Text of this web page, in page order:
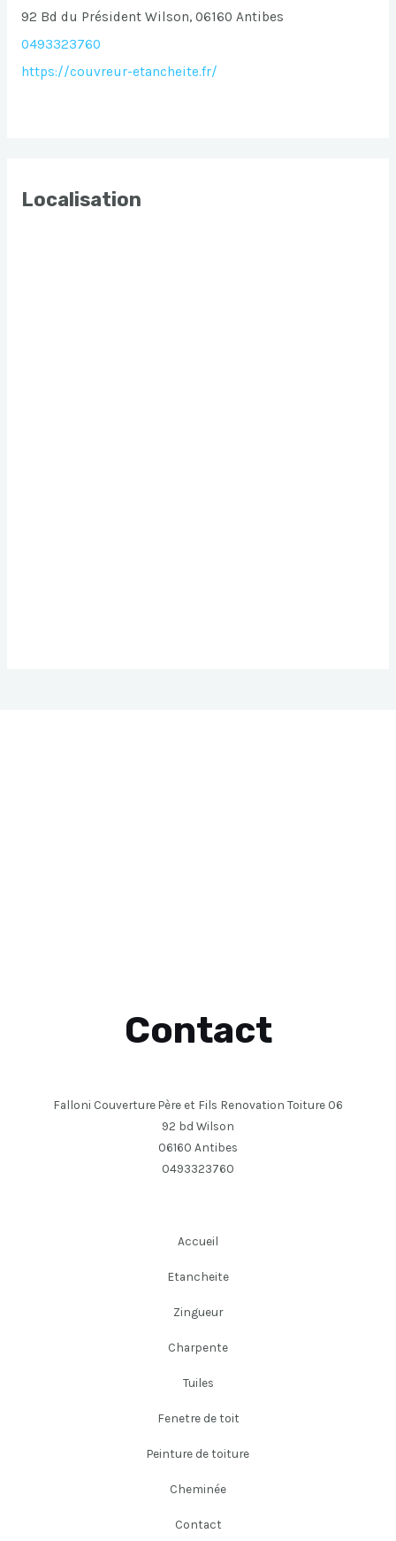
92 Bd du Président Wilson, 06160 Antibes
0493323760
https://couvreur-etancheite.fr/
Localisation
Contact
Falloni Couverture Père et Fils Renovation Toiture 06
92 bd Wilson
06160 Antibes
0493323760
Accueil
Etancheite
Zingueur
Charpente
Tuiles
Fenetre de toit
Peinture de toiture
Cheminée
Contact